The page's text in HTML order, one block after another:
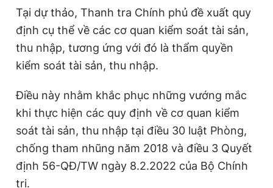
Tại dự thảo, Thanh tra Chính phủ đề xuất quy
định cụ thể về các cơ quan kiểm soát tài sản,
thu nhập, tương ứng với đó là thẩm quyền
kiểm soát tài sản, thu nhập.
Điều này nhằm khắc phục những vướng mắc
khi thực hiện các quy định về cơ quan kiểm
soát tài sản, thu nhập tại điều 30 luật Phòng,
chống tham nhũng năm 2018 và điều 3 Quyết
định 56-QĐ/TW ngày 8.2.2022 của Bộ Chính
trị.